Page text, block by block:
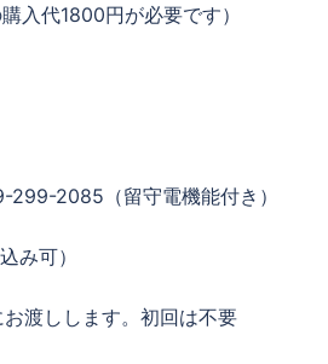
代1800円が必要です）
2085（留守電機能付き）
み可）
渡しします。初回は不要